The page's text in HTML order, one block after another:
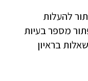
להעלות
מספר בעיות
בראיון